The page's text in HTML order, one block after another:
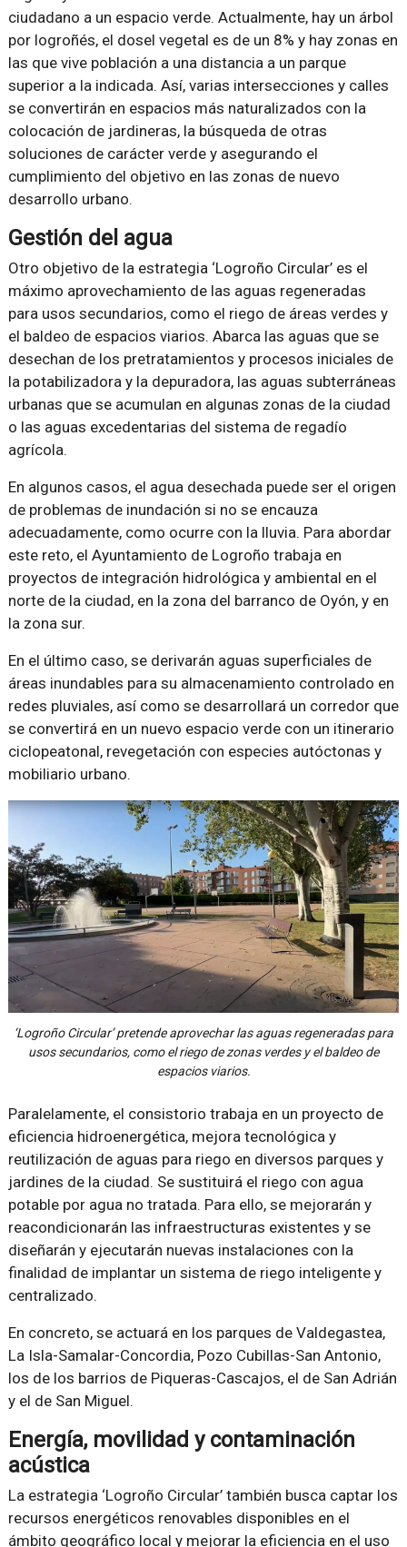
ciudadano a un espacio verde. Actualmente, hay un árbol
por logroñés, el dosel vegetal es de un 8% y hay zonas en
las que vive población a una distancia a un parque
superior a la indicada. Así, varias intersecciones y calles
se convertirán en espacios más naturalizados con la
colocación de jardineras, la búsqueda de otras
soluciones de carácter verde y asegurando el
cumplimiento del objetivo en las zonas de nuevo
desarrollo urbano.
Gestión del agua
Otro objetivo de la estrategia ‘Logroño Circular’ es el
máximo aprovechamiento de las aguas regeneradas
para usos secundarios, como el riego de áreas verdes y
el baldeo de espacios viarios. Abarca las aguas que se
desechan de los pretratamientos y procesos iniciales de
la potabilizadora y la depuradora, las aguas subterráneas
urbanas que se acumulan en algunas zonas de la ciudad
o las aguas excedentarias del sistema de regadío
agrícola.
En algunos casos, el agua desechada puede ser el origen
de problemas de inundación si no se encauza
adecuadamente, como ocurre con la lluvia. Para abordar
este reto, el Ayuntamiento de Logroño trabaja en
proyectos de integración hidrológica y ambiental en el
norte de la ciudad, en la zona del barranco de Oyón, y en
la zona sur.
En el último caso, se derivarán aguas superficiales de
áreas inundables para su almacenamiento controlado en
redes pluviales, así como se desarrollará un corredor que
se convertirá en un nuevo espacio verde con un itinerario
ciclopeatonal, revegetación con especies autóctonas y
mobiliario urbano.
‘Logroño Circular’ pretende aprovechar las aguas regeneradas para
usos secundarios, como el riego de zonas verdes y el baldeo de
espacios viarios.
Paralelamente, el consistorio trabaja en un proyecto de
eficiencia hidroenergética, mejora tecnológica y
reutilización de aguas para riego en diversos parques y
jardines de la ciudad. Se sustituirá el riego con agua
potable por agua no tratada. Para ello, se mejorarán y
reacondicionarán las infraestructuras existentes y se
diseñarán y ejecutarán nuevas instalaciones con la
finalidad de implantar un sistema de riego inteligente y
centralizado.
En concreto, se actuará en los parques de Valdegastea,
La Isla-Samalar-Concordia, Pozo Cubillas-San Antonio,
los de los barrios de Piqueras-Cascajos, el de San Adrián
y el de San Miguel.
Energía, movilidad y contaminación
acústica
La estrategia ‘Logroño Circular’ también busca captar los
recursos energéticos renovables disponibles en el
ámbito geográfico local y mejorar la eficiencia en el uso